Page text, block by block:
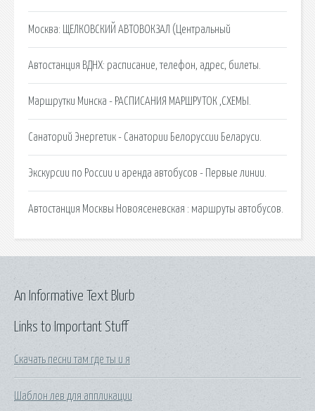
Москва: ЩЕЛКОВСКИЙ АВТОВОКЗАЛ (Центральный
Автостанция ВДНХ: расписание, телефон, адрес, билеты.
Маршрутки Минска - РАСПИСАНИЯ МАРШРУТОК ,СХЕМЫ.
Санаторий Энергетик - Санатории Белоруссии Беларуси.
Экскурсии по России и аренда автобусов - Первые линии.
Автостанция Москвы Новоясеневская : маршруты автобусов.
Links to Important Stuff
Скачать песни там где ты и я
Шаблон лев для аппликации
An Informative Text Blurb